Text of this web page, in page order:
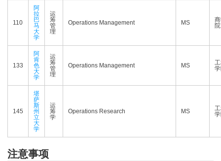
110
阿
拉
巴
马
大
学
运
筹
管
理
Operations Management MS
院
133
阿
肯
色
大
学
运
筹
管
理
Operations Management MS
145
堪
萨
斯
州
立
大
学
运
筹
学
Operations Research MS
注意事项